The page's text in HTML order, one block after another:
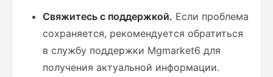
Свяжитесь с поддержкой. Если проблема
сохраняется, рекомендуется обратиться
в службу поддержки Mgmarket6 для
получения актуальной информации.